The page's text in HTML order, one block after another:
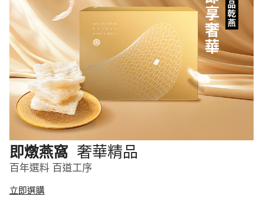
即燉燕窩 奢華精品
百年選料 百道工序
立即選購